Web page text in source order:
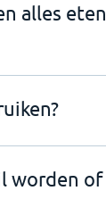
alles eten
worden of